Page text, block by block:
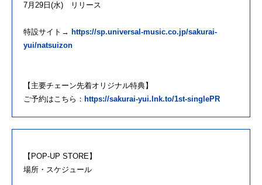
7月29日(水) リリース
特設サイト→ https://sp.universal-music.co.jp/sakurai-
yui/natsuizon
【主要チェーン先着オリジナル特典】
ご予約はこちら： https://sakurai-yui.lnk.to/1st-singlePR
【POP-UP STORE】
場所・スケジュール